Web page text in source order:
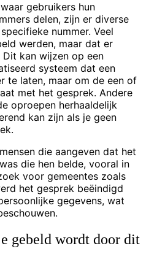
gebruikers hun
delen, zijn er diverse
nummer. Veel
werden, maar dat er
kan wijzen op een
systeem dat een
te laten, maar om de een of
met het gesprek. Andere
oproepen herhaaldelijk
kan zijn als je geen
die aangeven dat het
die hen belde, vooral in
voor gemeentes zoals
het gesprek beëindigd
gegevens, wat
gebeld wordt door dit